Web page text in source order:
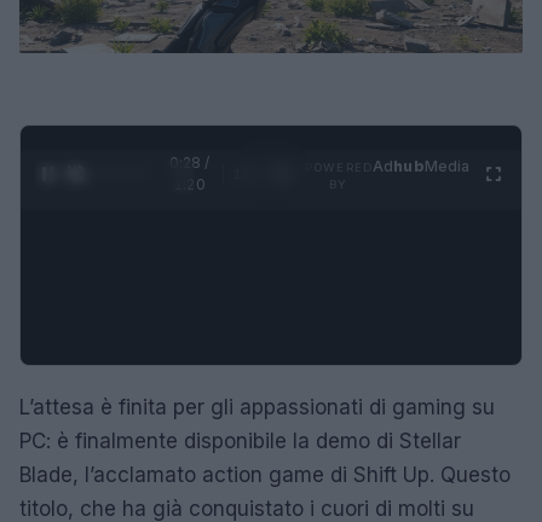
0:29 /
1:20
AdhubMedia
L’attesa è finita per gli appassionati di gaming su
PC: è finalmente disponibile la demo di Stellar
Blade, l’acclamato action game di Shift Up. Questo
titolo, che ha già conquistato i cuori di molti su